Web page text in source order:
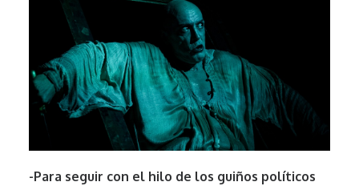
-Para seguir con el hilo de los guiños políticos